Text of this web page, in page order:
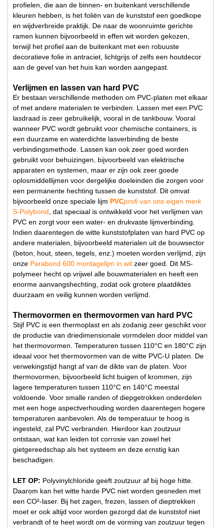
profielen, die aan de binnen- en buitenkant verschillende
kleuren hebben, is het foliën van de kunststof een goedkope
en wijdverbreide praktijk. De naar de woonruimte gerichte
ramen kunnen bijvoorbeeld in effen wit worden gekozen,
terwijl het profiel aan de buitenkant met een robuuste
decoratieve folie in antraciet, lichtgrijs of zelfs een houtdecor
aan de gevel van het huis kan worden aangepast.
Verlijmen en lassen van hard PVC
Er bestaan verschillende methoden om PVC-platen met elkaar
of met andere materialen te verbinden. Lassen met een PVC
lasdraad is zeer gebruikelijk, vooral in de tankbouw. Vooral
wanneer PVC wordt gebruikt voor chemische containers, is
een duurzame en waterdichte lasverbinding de beste
verbindingsmethode. Lassen kan ook zeer goed worden
gebruikt voor behuizingen, bijvoorbeeld van elektrische
apparaten en systemen, maar er zijn ook zeer goede
oplosmiddellijmen voor dergelijke doeleinden die zorgen voor
een permanente hechting tussen de kunststof. Dit omvat
bijvoorbeeld onze speciale lijm PVCprofivan ons eigen merk
S-Polybond , dat speciaal is ontwikkeld voor het verlijmen van
PVC en zorgt voor een water- en drukvaste lijmverbinding.
Indien daarentegen de witte kunststofplaten van hard PVC op
andere materialen, bijvoorbeeld materialen uit de bouwsector
(beton, hout, steen, tegels, enz.) moeten worden verlijmd, zijn
onze Parabond 600 montagelijm in wit zeer goed. Dit MS-
polymeer hecht op vrijwel alle bouwmaterialen en heeft een
enorme aanvangshechting, zodat ook grotere plaatdiktes
duurzaam en veilig kunnen worden verlijmd.
Thermovormen en thermovormen van hard PVC
Stijf PVC is een thermoplast en als zodanig zeer geschikt voor
de productie van driedimensionale vormdelen door middel van
het thermovormen. Temperaturen tussen 110°C en 180°C zijn
ideaal voor het thermovormen van de witte PVC-U platen. De
verwekingstijd hangt af van de dikte van de platen. Voor
thermovormen, bijvoorbeeld licht buigen of krommen, zijn
lagere temperaturen tussen 110°C en 140°C meestal
voldoende. Voor smalle randen of diepgetrokken onderdelen
met een hoge aspectverhouding worden daarentegen hogere
temperaturen aanbevolen. Als de temperatuur te hoog is
ingesteld, zal PVC verbranden. Hierdoor kan zoutzuur
ontstaan, wat kan leiden tot corrosie van zowel het
gietgereedschap als het systeem en deze ernstig kan
beschadigen.
LET OP: Polyvinylchloride geeft zoutzuur af bij hoge hitte.
Daarom kan het witte harde PVC niet worden gesneden met
een CO²-laser. Bij het zagen, frezen, lassen of dieptrekken
moet er ook altijd voor worden gezorgd dat de kunststof niet
verbrandt of te heet wordt om de vorming van zoutzuur tegen